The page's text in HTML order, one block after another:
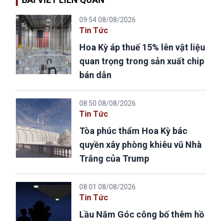
09:54 08/08/2026
Tin Tức
Hoa Kỳ áp thuế 15% lên vật liệu
quan trọng trong sản xuất chip
bán dẫn
08:50 08/08/2026
Tin Tức
Tòa phúc thẩm Hoa Kỳ bác
quyền xây phòng khiêu vũ Nhà
Trắng của Trump
08:01 08/08/2026
Tin Tức
Lầu Năm Góc công bố thêm hồ